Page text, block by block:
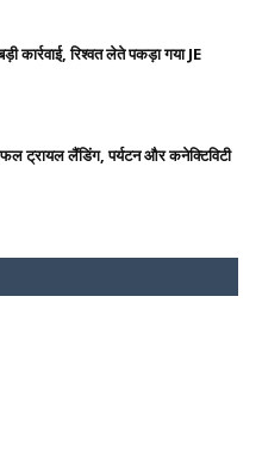
कार्रवाई, रिश्वत लेते पकड़ा गया JE
ट्रायल लैंडिंग, पर्यटन और कनेक्टिविटी